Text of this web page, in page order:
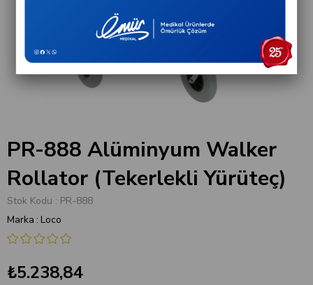
PR-888 Alüminyum Walker
Rollator (Tekerlekli Yürüteç)
Stok Kodu
PR-888
Marka : Loco
₺5.238,84